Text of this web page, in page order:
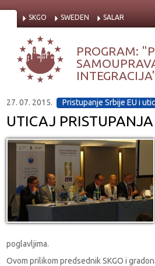
SKGO SWEDEN SALAR
PROGRAM:
27. 07. 2015. Pristupanje Srbije EU i
UTICAJ
poglavljima.
Ovom prilikom predsednik SKGO i